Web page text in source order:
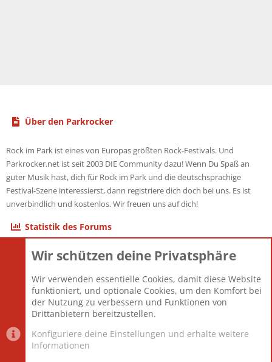
Über den Parkrocker
Rock im Park ist eines von Europas größten Rock-Festivals. Und
Parkrocker.net ist seit 2003 DIE Community dazu! Wenn Du Spaß an
guter Musik hast, dich für Rock im Park und die deutschsprachige
Festival-Szene interessierst, dann registriere dich doch bei uns. Es ist
unverbindlich und kostenlos. Wir freuen uns auf dich!
Statistik des Forums
Themen
Mitglieder
12.427
Neuestes Mitglied
Berlin
Wir schützen deine Privatsphäre
Wir verwenden essentielle Cookies, damit diese Website
funktioniert, und optionale Cookies, um den Komfort bei
der Nutzung zu verbessern und Funktionen von
Drittanbietern bereitzustellen.
Konfiguriere deine Einstellungen und erhalte weitere
Informationen